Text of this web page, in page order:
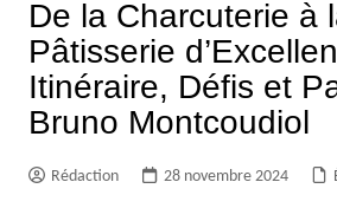
De la Charcuterie à
Pâtisserie
Itinéraire, Défis et
Bruno Montcoudiol
Rédaction 28 novembre 2024